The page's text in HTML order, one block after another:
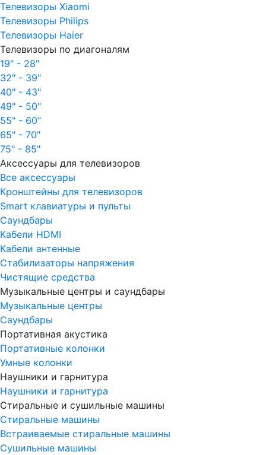
Телевизоры Xiaomi
Телевизоры Philips
Телевизоры Haier
Телевизоры по диагоналям
19" - 28"
32" - 39"
40" - 43"
49" - 50"
55" - 60"
65" - 70"
75" - 85"
Аксессуары для телевизоров
Все аксессуары
Кронштейны для телевизоров
Smart клавиатуры и пульты
Саундбары
Кабели HDMI
Кабели антенные
Стабилизаторы напряжения
Чистящие средства
Музыкальные центры и саундбары
Музыкальные центры
Саундбары
Портативная акустика
Портативные колонки
Умные колонки
Наушники и гарнитура
Наушники и гарнитура
Стиральные и сушильные машины
Стиральные машины
Встраиваемые стиральные машины
Сушильные машины